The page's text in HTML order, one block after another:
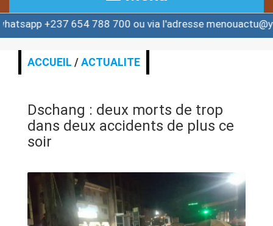
ACCUEIL
ACTUALITE
ALERTE
ANNONCE
ART & CULTURE & TRADITION
ASSAINISSEMENT
654 788 700 ou via l'adresse
ACCUEIL /ACTUALITE
Dschang : deux morts de trop
dans deux accidents de plus ce
soir